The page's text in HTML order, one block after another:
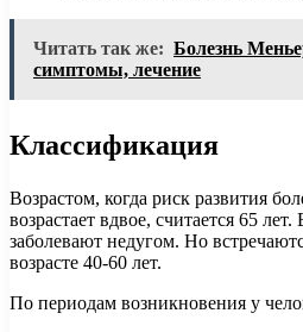
Читать так же: Болезнь
симптомы, лечение
Классификация
Возрастом, когда риск развития
возрастает вдвое, считается 65
заболевают недугом. Но
возрасте 40-60 лет.
По периодам возникновения у